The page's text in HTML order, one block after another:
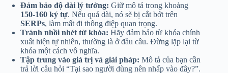
Đảm bảo độ dài lý tưởng: Giữ mô tả trong khoảng
150-160 ký tự. Nếu quá dài, nó sẽ bị cắt bớt trên
SERPs, làm mất đi thông điệp quan trọng.
Tránh nhồi nhét từ khóa: Hãy đảm bảo từ khóa chính
xuất hiện tự nhiên, thường là ở đầu câu. Đừng lặp lại từ
khóa một cách vô nghĩa.
Tập trung vào giá trị và giải pháp: Mô tả của bạn cần
trả lời câu hỏi “Tại sao người dùng nên nhấp vào đây?”.